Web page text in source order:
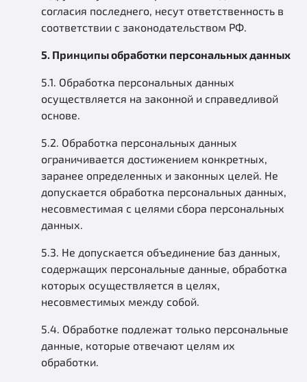
согласия последнего, несут ответственность в
соответствии с законодательством РФ.
5. Принципы обработки персональных данных
5.1. Обработка персональных данных
осуществляется на законной и справедливой
основе.
5.2. Обработка персональных данных
ограничивается достижением конкретных,
заранее определенных и законных целей. Не
допускается обработка персональных данных,
несовместимая с целями сбора персональных
данных.
5.3. Не допускается объединение баз данных,
содержащих персональные данные, обработка
которых осуществляется в целях,
несовместимых между собой.
5.4. Обработке подлежат только персональные
данные, которые отвечают целям их
обработки.